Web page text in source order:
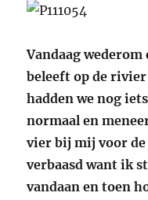
Vandaag
beleeft op de
hadden we nog
normaal en
vier bij mij voor de
verbaasd want ik
vandaan en toen